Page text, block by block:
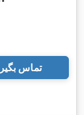
تماس